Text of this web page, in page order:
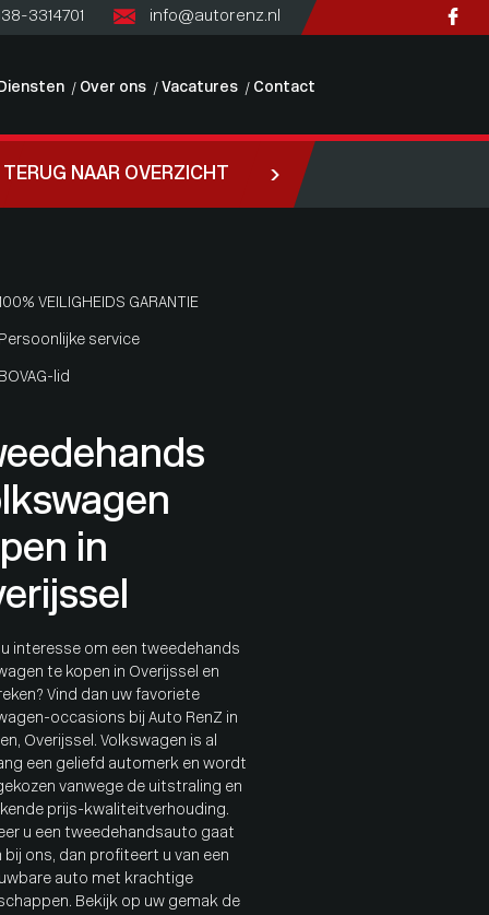
3314701 info@autorenz.nl
Over ons Vacatures Contact
TERUG NAAR OVERZICHT
VEILIGHEIDS GARANTIE
Persoonlijke service
BOVAG-lid
in
interesse om een tweedehands
te kopen in Overijssel en
Vind dan uw favoriete
occasions bij Auto RenZ in
Overijssel. Volkswagen is al
een geliefd automerk en wordt
vanwege de uitstraling en
prijs-kwaliteitverhouding.
u een tweedehandsauto gaat
bij ons, dan profiteert u van een
auto met krachtige
Bekijk op uw gemak de